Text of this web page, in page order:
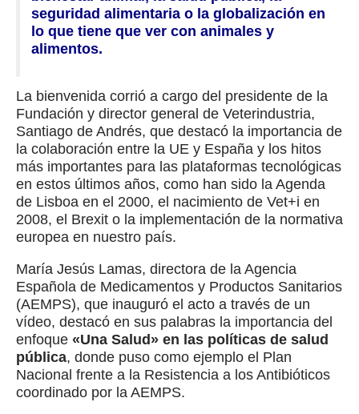
seguridad alimentaria o la globalización en
lo que tiene que ver con animales y
alimentos.
La bienvenida corrió a cargo del presidente de la
Fundación y director general de Veterindustria,
Santiago de Andrés, que destacó la importancia de
la colaboración entre la UE y España y los hitos
más importantes para las plataformas tecnológicas
en estos últimos años, como han sido la Agenda
de Lisboa en el 2000, el nacimiento de Vet+i en
2008, el Brexit o la implementación de la normativa
europea en nuestro país.
María Jesús Lamas, directora de la Agencia
Española de Medicamentos y Productos Sanitarios
(AEMPS), que inauguró el acto a través de un
vídeo, destacó en sus palabras la importancia del
enfoque «Una Salud» en las políticas de salud
pública, donde puso como ejemplo el Plan
Nacional frente a la Resistencia a los Antibióticos
coordinado por la AEMPS.